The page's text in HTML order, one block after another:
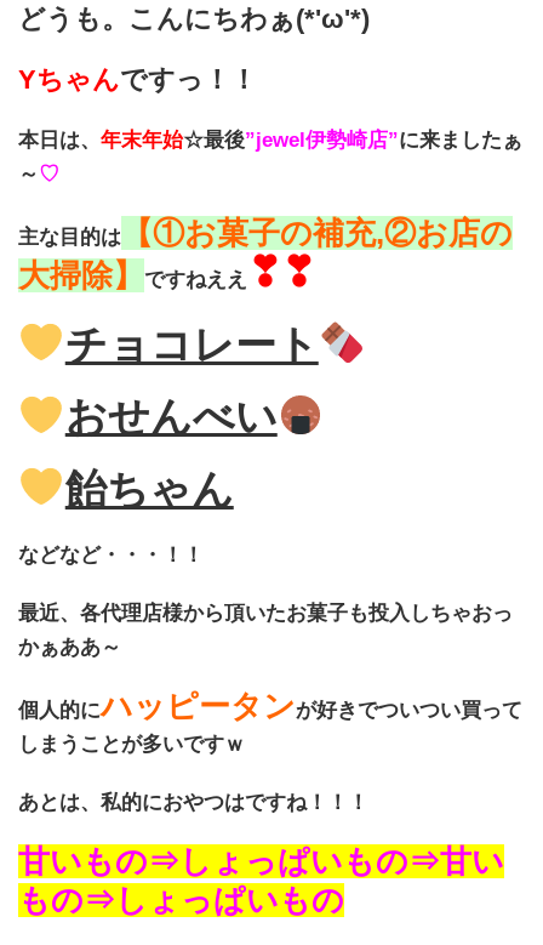
どうも。こんにちわぁ(*'ω'*)
Yちゃんですっ！！
本日は、 年末年始☆最後”jewel伊勢崎店”に来ましたぁ
～ ♡
主な目的は
【①お菓子の補充,②お店の
大掃除】
ですねええ ❣❣
チョコレート
おせんべい
飴ちゃん
などなど・・・！！
最近、各代理店様から頂いたお菓子も投入しちゃおっ
かぁああ～
個人的にハッピータンが好きでついつい買って
しまうことが多いですｗ
あとは、私的におやつはですね！！！
甘いもの⇒しょっぱいもの⇒甘い
もの⇒しょっぱいもの